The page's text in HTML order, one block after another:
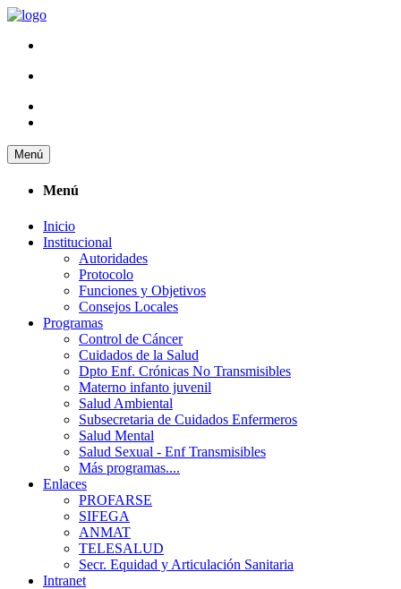
Menú
Menú
Inicio
Institucional
Autoridades
Protocolo
Funciones y Objetivos
Consejos Locales
Programas
Control de Cáncer
Cuidados de la Salud
Dpto Enf. Crónicas No Transmisibles
Materno infanto juvenil
Salud Ambiental
Subsecretaria de Cuidados Enfermeros
Salud Mental
Salud Sexual - Enf Transmisibles
Más programas....
Enlaces
PROFARSE
SIFEGA
ANMAT
TELESALUD
Secr. Equidad y Articulación Sanitaria
Intranet